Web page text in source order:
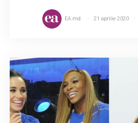
EA.md 21 aprilie 2020